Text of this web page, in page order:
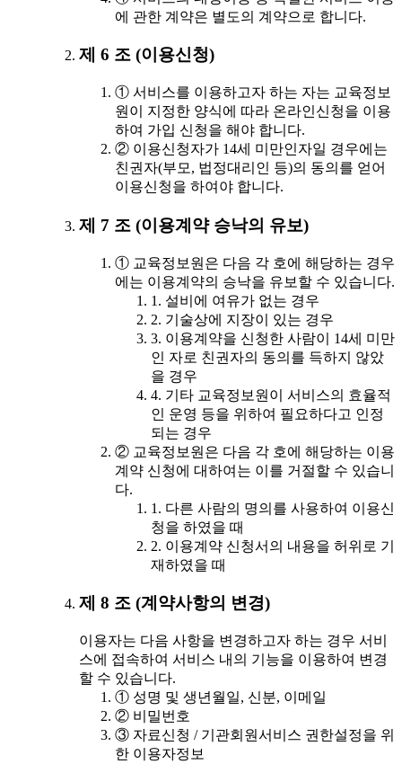
에 관한 계약은 별도의 계약으로 합니다.
제 6 조 (이용신청)
① 서비스를 이용하고자 하는 자는 교육정보
원이 지정한 양식에 따라 온라인신청을 이용
하여 가입 신청을 해야 합니다.
② 이용신청자가 14세 미만인자일 경우에는
친권자(부모, 법정대리인 등)의 동의를 얻어
이용신청을 하여야 합니다.
제 7 조 (이용계약 승낙의 유보)
① 교육정보원은 다음 각 호에 해당하는 경우
에는 이용계약의 승낙을 유보할 수 있습니다.
1. 설비에 여유가 없는 경우
2. 기술상에 지장이 있는 경우
3. 이용계약을 신청한 사람이 14세 미만
인 자로 친권자의 동의를 득하지 않았
을 경우
4. 기타 교육정보원이 서비스의 효율적
인 운영 등을 위하여 필요하다고 인정
되는 경우
② 교육정보원은 다음 각 호에 해당하는 이용
계약 신청에 대하여는 이를 거절할 수 있습니
다.
1. 다른 사람의 명의를 사용하여 이용신
청을 하였을 때
2. 이용계약 신청서의 내용을 허위로 기
재하였을 때
제 8 조 (계약사항의 변경)
이용자는 다음 사항을 변경하고자 하는 경우 서비
스에 접속하여 서비스 내의 기능을 이용하여 변경
할 수 있습니다.
① 성명 및 생년월일, 신분, 이메일
② 비밀번호
③ 자료신청 / 기관회원서비스 권한설정을 위
한 이용자정보